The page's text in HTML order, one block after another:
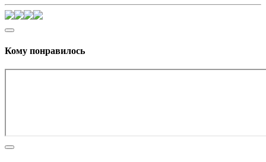
Кому понравилось